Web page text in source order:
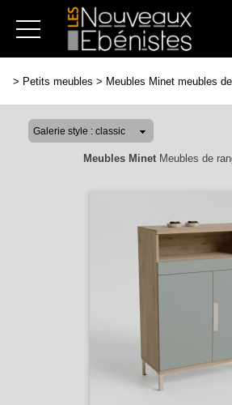
> Petits meubles > Meubles Minet meubles
Meubles MinetMeubles de